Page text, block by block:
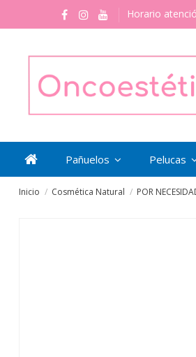
Horario
Pañuelos Pelucas
Inicio Cosmética Natural POR